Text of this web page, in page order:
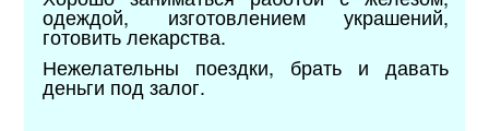
одеждой, изготовлением украшений,
готовить лекарства.
Нежелательны поездки, брать и давать
деньги под залог.